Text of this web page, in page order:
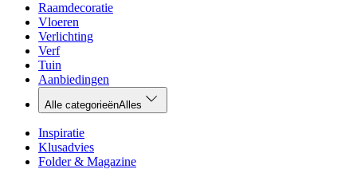
Raamdecoratie
Vloeren
Verlichting
Verf
Tuin
Aanbiedingen
Alle categorieënAlles
Inspiratie
Klusadvies
Folder & Magazine